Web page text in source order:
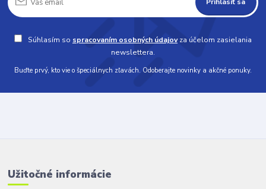
Prihlásiť sa
Súhlasím so spracovaním osobných údajovza účelom zasielania
newslettera.
Buďte prvý, kto vie o špeciálnych zľavách. Odoberajte novinky a akčné ponuky.
Užitočné informácie